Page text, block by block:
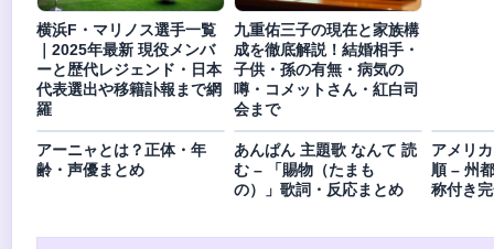
横浜F・マリノス選手一覧
｜2025年最新 現役メンバ
ーと歴代レジェンド・日本
代表選出や移籍訃報まで網
羅
九重佑三子の現在と家族構
成を徹底解説！結婚相手・
子供・孫の有無・病気の
噂・コメットさん・紅白司
会まで
アーニャとは？正体・年
齢・声優まとめ
あんぱん 主題歌 なんて 読
む – 「賜物（たまも
の）」歌詞・反応まとめ
アメリ
順 – 州
称付き